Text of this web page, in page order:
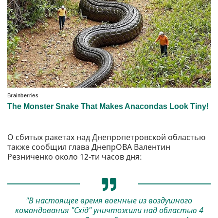
О сбитых ракетах над Днепропетровской областью
также сообщил глава ДнепрОВА Валентин
Резниченко около 12-ти часов дня:
"В настоящее время военные из воздушного
командования "Схід" уничтожили над областью 4